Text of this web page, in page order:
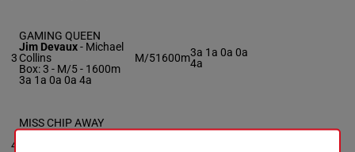
3
GAMING QUEEN
Jim Devaux- Michael
Collins
Box: 3 - M/5 - 1600m
3a 1a 0a 0a 4a
M/51600m3a 1a 0a 0a
4a
4
MISS CHIP AWAY
Brett Crawford-Brian